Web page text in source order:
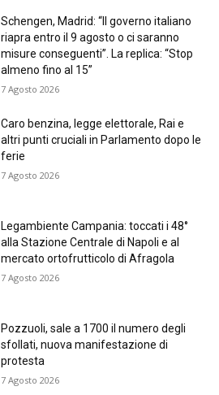
Schengen, Madrid: “Il governo italiano
riapra entro il 9 agosto o ci saranno
misure conseguenti”. La replica: “Stop
almeno fino al 15”
7 Agosto 2026
Caro benzina, legge elettorale, Rai e
altri punti cruciali in Parlamento dopo le
ferie
7 Agosto 2026
Legambiente Campania: toccati i 48°
alla Stazione Centrale di Napoli e al
mercato ortofrutticolo di Afragola
7 Agosto 2026
Pozzuoli, sale a 1700 il numero degli
sfollati, nuova manifestazione di
protesta
7 Agosto 2026